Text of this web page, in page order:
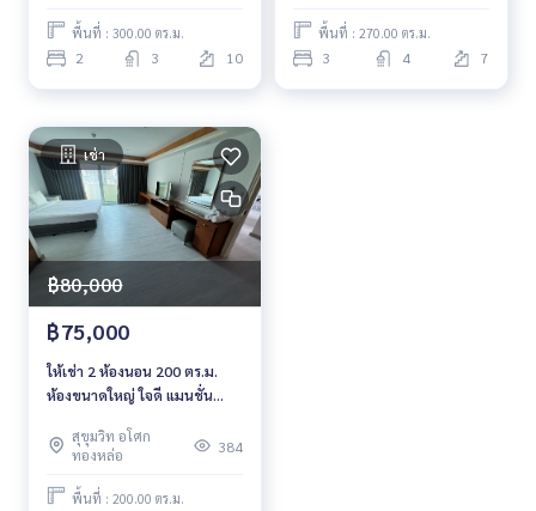
พื้นที่ : 300.00 ตร.ม.
2 3 10
พื้นที่ : 270.00 ตร.ม.
3 4 7
เช่า
฿80,000
฿75,000
ให้เช่า 2 ห้องนอน 200 ตร.ม.
ห้องขนาดใหญ่ ใจดี แมนชั่น
สุขุมวิท อโศก
ทองหล่อ
384
พื้นที่ : 200.00 ตร.ม.